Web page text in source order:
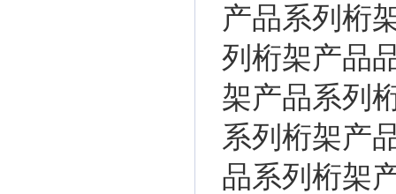
产品系列桁
列桁架产品
架产品系列
系列桁架产
品系列桁架